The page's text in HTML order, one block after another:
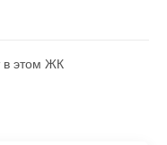
в этом ЖК